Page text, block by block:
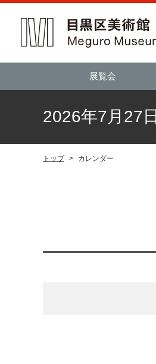
展覧会
2026年7月27
トップ > カレンダー